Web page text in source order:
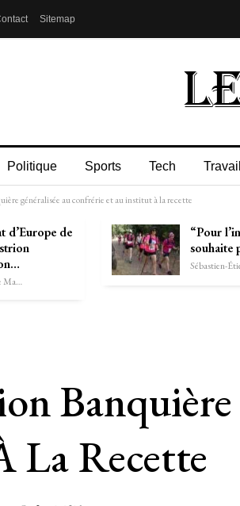
Sitemap
Politique Sports Tech Travail
généralisée au confrérie et au institut à la recette
d’Europe de
Sébastien-Étienne Marechal
“Pour
souhaite
Recette